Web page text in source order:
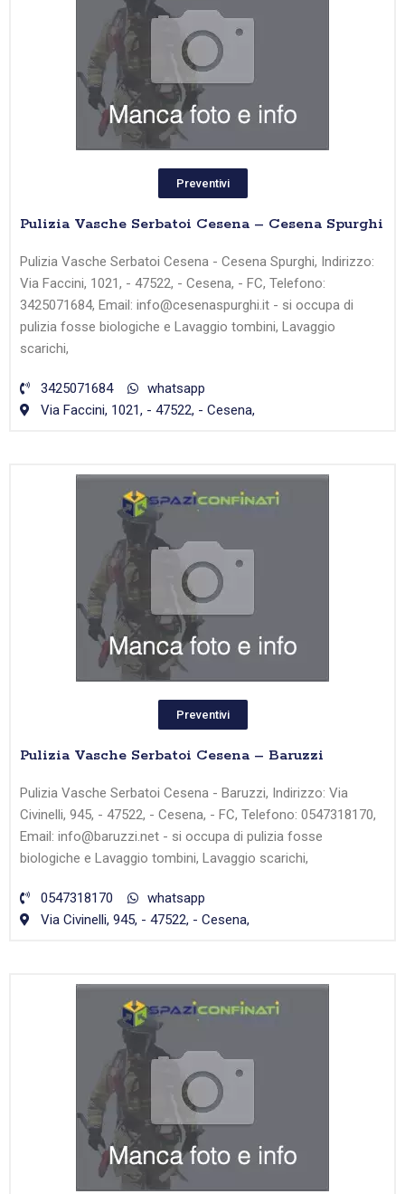
Preventivi
Pulizia Vasche Serbatoi Cesena – Cesena Spurghi
Pulizia Vasche Serbatoi Cesena - Cesena Spurghi, Indirizzo:
Via Faccini, 1021, - 47522, - Cesena, - FC, Telefono:
3425071684, Email: info@cesenaspurghi.it - si occupa di
pulizia fosse biologiche e Lavaggio tombini, Lavaggio
scarichi,
3425071684
whatsapp
Via Faccini, 1021, - 47522, - Cesena,
Preventivi
Pulizia Vasche Serbatoi Cesena – Baruzzi
Pulizia Vasche Serbatoi Cesena - Baruzzi, Indirizzo: Via
Civinelli, 945, - 47522, - Cesena, - FC, Telefono: 0547318170,
Email: info@baruzzi.net - si occupa di pulizia fosse
biologiche e Lavaggio tombini, Lavaggio scarichi,
0547318170
whatsapp
Via Civinelli, 945, - 47522, - Cesena,